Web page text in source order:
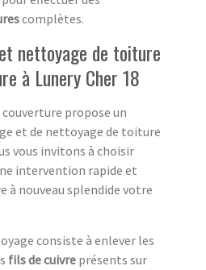
complètes.
nettoyage de toiture
à Lunery Cher 18
propose un
et de nettoyage de toiture
vous invitons à choisir
intervention rapide et
à nouveau splendide votre
consiste à enlever les
fils de cuivre présents sur